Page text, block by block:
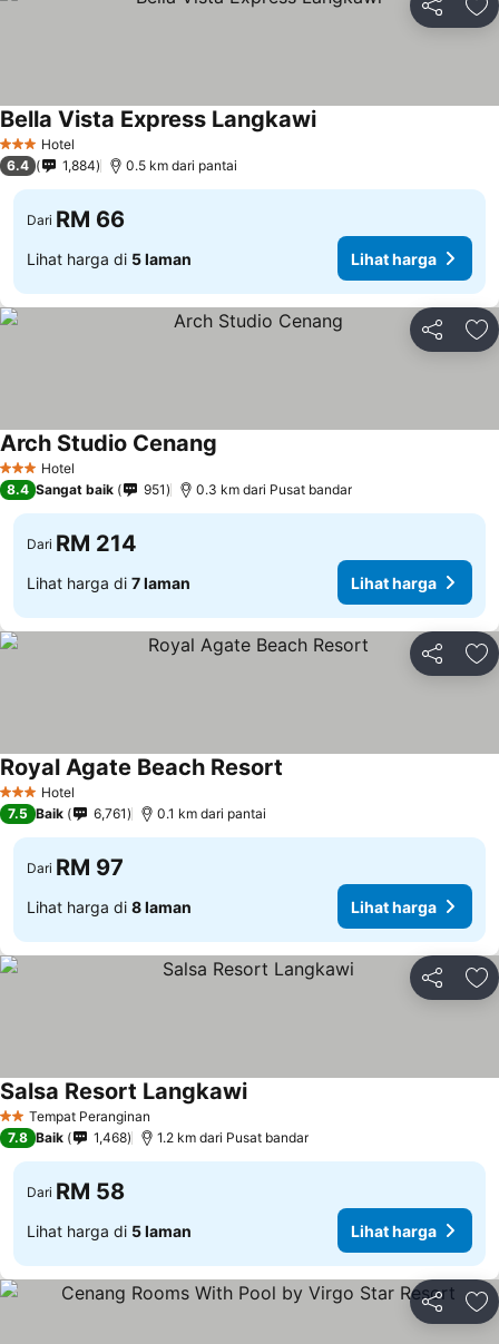
Kongsi
3 BintangHotel
Bella Vista Express Langkawi
6.4 1,884 0.5 km dari pantai
Dari RM 66
Lihat harga di 5 laman Lihat harga
Kongsi
3 BintangHotel
Arch Studio Cenang
8.4 Sangat baik 951 0.3 km dari Pusat bandar
Dari RM 214
Lihat harga di 7 laman Lihat harga
Kongsi
3 BintangHotel
Royal Agate Beach Resort
7.5 Baik 6,761 0.1 km dari pantai
Dari RM 97
Lihat harga di 8 laman Lihat harga
Kongsi
2 BintangTempat Peranginan
Salsa Resort Langkawi
7.8 Baik 1,468 1.2 km dari Pusat bandar
Dari RM 58
Lihat harga di 5 laman Lihat harga
Kongsi